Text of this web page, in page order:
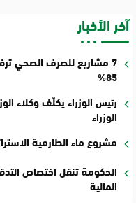
آخر الأخبار
7 مشاريع للصرف الصحي
85%
رئيس الوزراء يكلّف وكلاء
الوزراء
مشروع ماء الطارمية
الحكومة تنقل اختصاص
المالية